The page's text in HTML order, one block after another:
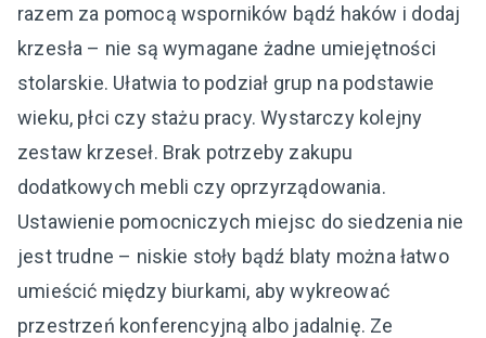
razem za pomocą wsporników bądź haków i dodaj
krzesła – nie są wymagane żadne umiejętności
stolarskie. Ułatwia to podział grup na podstawie
wieku, płci czy stażu pracy. Wystarczy kolejny
zestaw krzeseł. Brak potrzeby zakupu
dodatkowych mebli czy oprzyrządowania.
Ustawienie pomocniczych miejsc do siedzenia nie
jest trudne – niskie stoły bądź blaty można łatwo
umieścić między biurkami, aby wykreować
przestrzeń konferencyjną albo jadalnię. Ze